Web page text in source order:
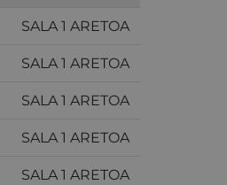
SALA 1 ARETOA
SALA 1 ARETOA
SALA 1 ARETOA
SALA 1 ARETOA
SALA 1 ARETOA